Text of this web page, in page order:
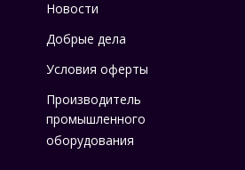
Новости
Добрые дела
Условия оферты
Производитель
промышленного
оборудования